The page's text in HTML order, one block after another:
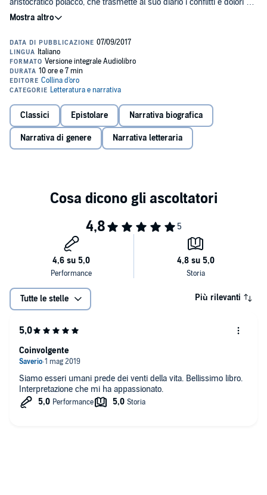
aristocratico polacco, che trasmette al suo diario i conflitti e dolori di
una vita sentita prima come inutile, vuota, e in seguito persa in una
passione impossibile.
Cornice musicale: Brahms, "Quintetto per clarinetto", op. 115.
Allegro.©dominio pubblico (P)2017 Silvia Cecchini
Classici Epistolare Narrativa biografica
Narrativa di genere Narrativa letteraria
Tutte le stelle Più rilevanti
Siamo esseri umani prede dei venti della vita. Bellissimo libro.
Interpretazione che mi ha appassionato.
Coinvolgente